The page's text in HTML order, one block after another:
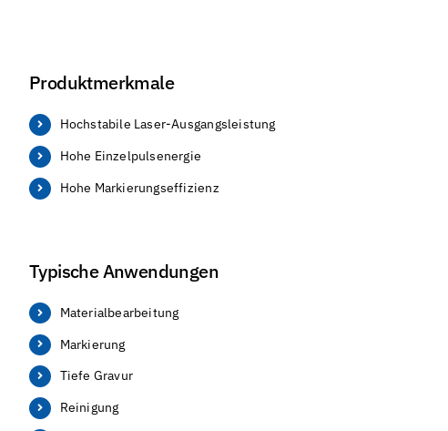
Produktmerkmale
Hochstabile Laser-Ausgangsleistung
Hohe Einzelpulsenergie
Hohe Markierungseffizienz
Typische Anwendungen
Materialbearbeitung
Markierung
Tiefe Gravur
Reinigung